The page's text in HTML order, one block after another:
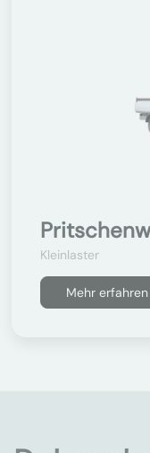
Kleinlaster
Mehr erfahren